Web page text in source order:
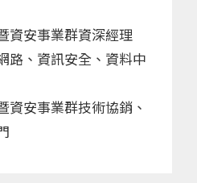
資安事業群資深經理
路、資訊安全、資料中
資安事業群技術協銷、